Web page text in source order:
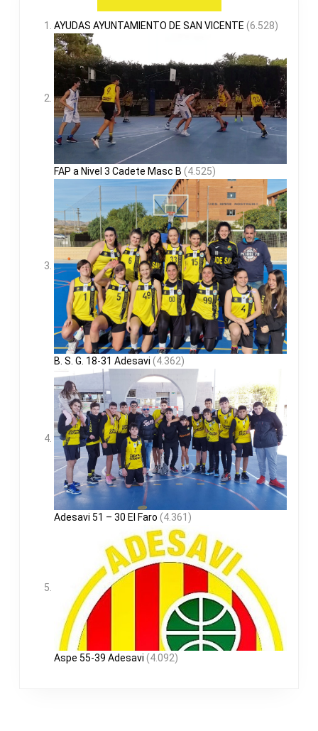
AYUDAS AYUNTAMIENTO DE SAN VICENTE (6.528)
FAP a Nivel 3 Cadete Masc B (4.525)
B. S. G. 18-31 Adesavi (4.362)
Adesavi 51 – 30 El Faro (4.361)
Aspe 55-39 Adesavi (4.092)